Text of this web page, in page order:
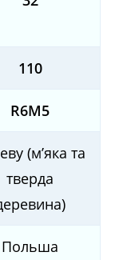
110
R6М5
(м’яка та
тверда
Польша